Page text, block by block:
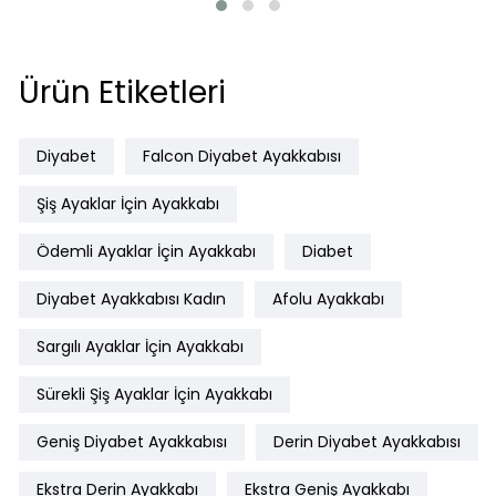
Ürün Etiketleri
Diyabet Falcon Diyabet Ayakkabısı
Şiş Ayaklar İçin Ayakkabı
Ödemli Ayaklar İçin Ayakkabı Diabet
Diyabet Ayakkabısı Kadın Afolu Ayakkabı
Sargılı Ayaklar İçin Ayakkabı
Sürekli Şiş Ayaklar İçin Ayakkabı
Geniş Diyabet Ayakkabısı Derin Diyabet Ayakkabısı
Ekstra Derin Ayakkabı Ekstra Geniş Ayakkabı